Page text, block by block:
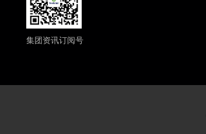
集团资讯订阅号